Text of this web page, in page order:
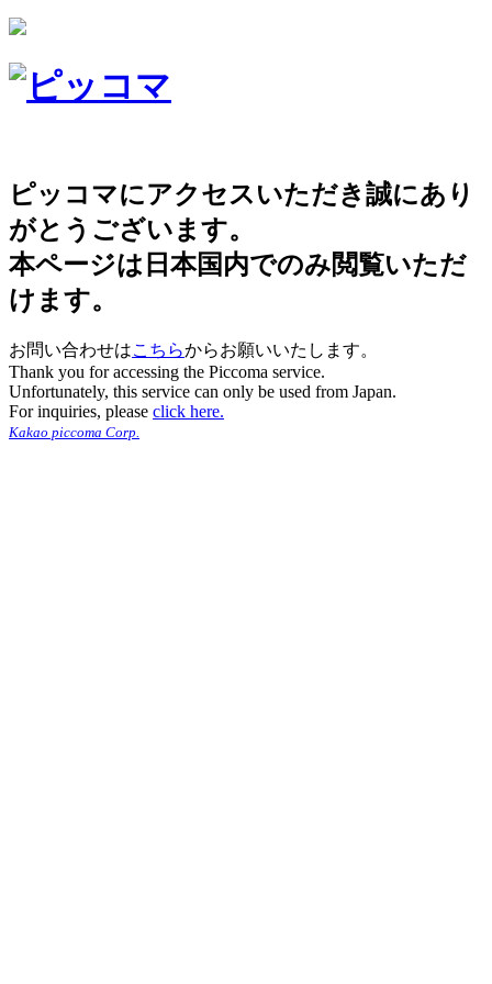
ピッコマにアクセスいただき誠にあり
がとうございます。
本ページは日本国内でのみ閲覧いただ
けます。
お問い合わせはこちらからお願いいたします。
Thank you for accessing the Piccoma service.
Unfortunately, this service can only be used from Japan.
For inquiries, please click here.
Kakao piccoma Corp.